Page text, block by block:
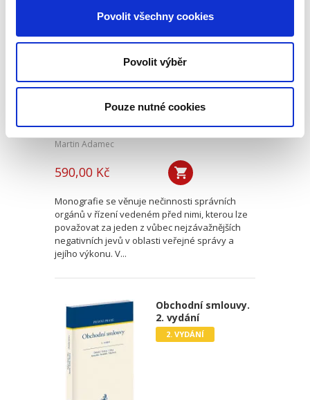
Povolit všechny cookies
Povolit výběr
Pouze nutné cookies
Nečinnost v řízení
orgány
Martin Adamec
590,00 Kč
Monografie se věnuje nečinnosti správních
orgánů v řízení vedeném před nimi, kterou lze
považovat za jeden z vůbec nejzávažnějších
negativních jevů v oblasti veřejné správy a
jejího výkonu. V...
Obchodní smlouvy.
2. vydání
2. VYDÁNÍ